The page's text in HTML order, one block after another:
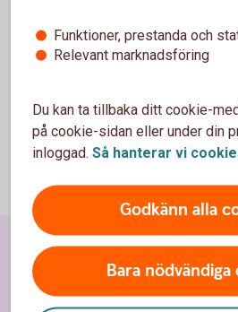
Funktioner, prestanda och
Relevant marknadsföring
Du kan ta tillbaka ditt cookie-
på cookie-sidan eller under din
inloggad. Så hanterar vi
Godkänn alla
Bara nödvändiga
Sidfot
Hitta snabbt